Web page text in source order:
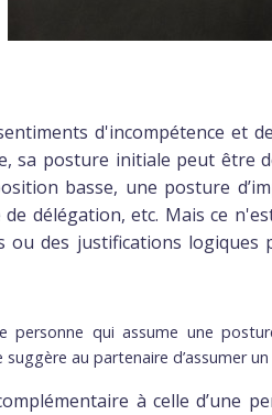
d'incompétence et
sa posture initiale peut être
basse, une posture
délégation, etc. Mais ce
ou des justifications
personne qui assume une
au partenaire d’assumer
à celle d’une